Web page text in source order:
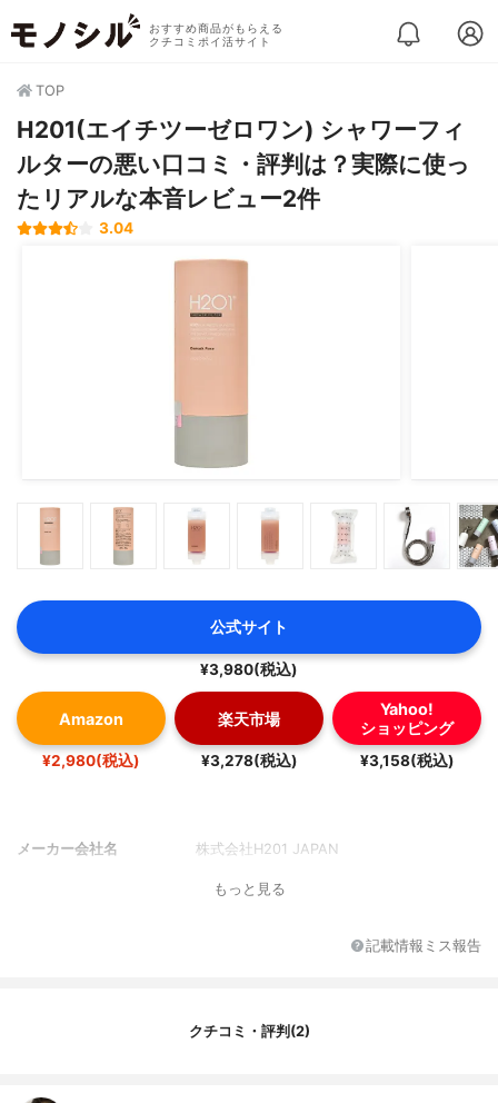
おすすめ商品がもらえる
クチコミポイ活サイト
TOP
H201(エイチツーゼロワン) シャワーフィ
ルターの悪い口コミ・評判は？実際に使っ
たリアルな本音レビュー2件
3.04
公式サイト
¥3,980(税込)
Amazon
¥2,980(税込)
楽天市場
¥3,278(税込)
Yahoo!
ショッピング
¥3,158(税込)
メーカー会社名 株式会社H201 JAPAN
もっと見る
記載情報ミス報告
クチコミ・評判(2)